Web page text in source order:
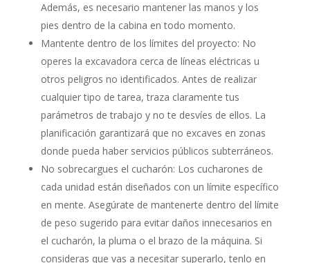
Además, es necesario mantener las manos y los
pies dentro de la cabina en todo momento.
Mantente dentro de los límites del proyecto: No
operes la excavadora cerca de líneas eléctricas u
otros peligros no identificados. Antes de realizar
cualquier tipo de tarea, traza claramente tus
parámetros de trabajo y no te desvíes de ellos. La
planificación garantizará que no excaves en zonas
donde pueda haber servicios públicos subterráneos.
No sobrecargues el cucharón: Los cucharones de
cada unidad están diseñados con un límite específico
en mente. Asegúrate de mantenerte dentro del límite
de peso sugerido para evitar daños innecesarios en
el cucharón, la pluma o el brazo de la máquina. Si
consideras que vas a necesitar superarlo, tenlo en